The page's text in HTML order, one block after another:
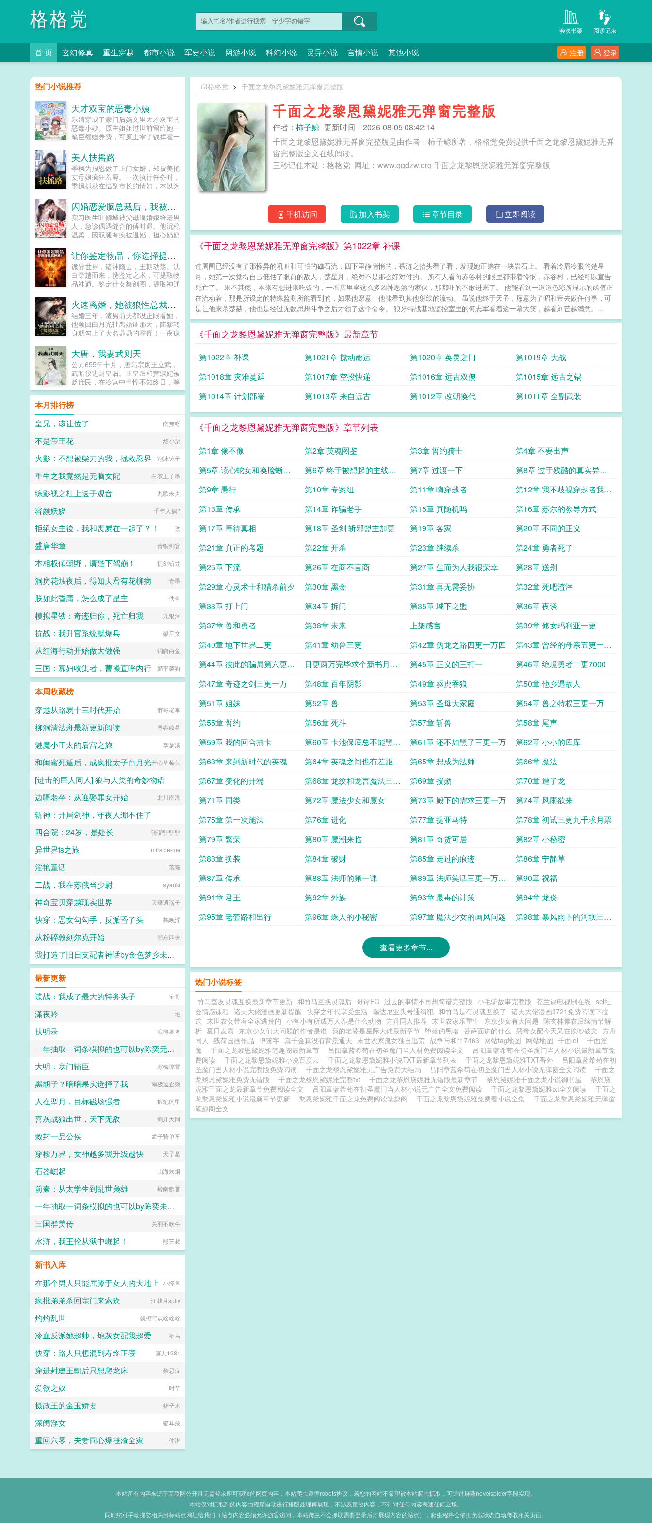
格格党 阅读记录
会员书架
首 页 玄幻修真 重生穿越 都市小说 军史小说 网游小说 科幻小说 灵异小说 言情小说 其他小说 登录
注册
格格党 > 千面之龙黎恩黛妮雅无弹窗完整版
千面之龙黎恩黛妮雅无弹窗完整版
作者： 柿子鲸 更新时间：2026-08-05 08:42:14
千面之龙黎恩黛妮雅无弹窗完整版是由作者：柿子鲸所著，格格党免费提供千面之龙黎恩黛妮雅无弹
窗完整版全文在线阅读。
三秒记住本站：格格党 网址：www.ggdzw.org 千面之龙黎恩黛妮雅无弹窗完整版
手机访问 加入书架 章节目录 立即阅读
《千面之龙黎恩黛妮雅无弹窗完整版》第1022章 补课
过周围已经没有了那怪异的吼叫和可怕的礁石流，四下里静悄悄的，慕涟之抬头看了看，发现她正躺在一块岩石上。 看着冷眉冷眼的楚星
月，她第一次觉得自己低估了眼前的敌人，楚星月，绝对不是那么好对付的。 所有人看向赤谷村的眼里都带着怜悯，赤谷村，已经可以宣告
死亡了。 果不其然，本来有想进来吃饭的，一看店里坐这么多凶神恶煞的家伙，那都吓的不敢进来了。 他能看到一道道色彩所显示的函值正
在流动着，那是所设定的特殊监测所能看到的，如果他愿意，他能看到其他射线的流动。 虽说他终于天子，愿意为了昭和帝去做任何事，可
是让他来杀楚赫，他也是经过无数思想斗争之后才领了这个命令。 狼牙特战基地监控室里的何志军看着这一幕大笑，越看刘芒越满意。...
《千面之龙黎恩黛妮雅无弹窗完整版》最新章节
第1022章 补课 第1021章 搅动命运 第1020章 英灵之门
第1019章 大战
第1018章 灾难蔓延
第1017章 空投快递 第1016章 远古双傻
第1015章 远古之锅
第1014章 计划部署
第1013章 来自远古 第1012章 改朝换代 第1011章 全副武装
《千面之龙黎恩黛妮雅无弹窗完整版》章节列表
第1章 像不像 第2章 英魂图鉴 第3章 誓约骑士
第4章 不要出声
第5章 读心蛇女和换脸蜥蜴
的爬虫类婚约
第6章 终于被想起的主线任
务
第7章 过渡一下
第8章 过于残酷的真实异世
界盟主加更
第9章 愚行 第10章 专案组 第11章 嗨穿越者
第12章 我不歧视穿越者我只
是讨厌李恩肃
第13章 传承 第14章 诈骗老手 第15章 真随机吗
第16章 苏尔的教导方式
第17章 等待真相
第18章 圣剑 斩邪盟主加更 第19章 各家
第20章 不同的正义
第21章 真正的考题
第22章 开杀 第23章 继续杀
第24章 勇者死了
第25章 下流
第26章 在商不言商 第27章 生而为人我很荣幸
第28章 送别
第29章 心灵术士和猎杀前夕
第30章 黑金 第31章 再无需妥协
第32章 死吧渣滓
第33章 打上门
第34章 拆门 第35章 城下之盟
第36章 夜谈
第37章 兽和勇者
第38章 未来 上架感言
第39章 修女玛利亚一更
第40章 地下世界二更
第41章 幼兽三更 第42章 伪龙之路四更一万四
第43章 曾经的母亲五更一万
七
第44章 彼此的骗局第六更两
万完成
日更两万完毕求个新书月票
和订阅
第45章 正义的三打一
第46章 绝境勇者二更7000
第47章 奇迹之剑三更一万
第48章 百年阴影 第49章 驱虎吞狼
第50章 他乡遇故人
第51章 姐妹
第52章 兽 第53章 圣母大家庭
第54章 兽之特权三更一万
第55章 誓约
第56章 死斗 第57章 斩兽
第58章 尾声
第59章 我的回合抽卡
第60章 卡池保底总不能黑了
吧
第61章 还不如黑了三更一万
第62章 小小的库库
第63章 来到新时代的英魂
第64章 英魂之间也有差距 第65章 想成为法师
第66章 魔法
第67章 变化的开端
第68章 龙纹和龙言魔法三更
近万求月票
第69章 授勋
第70章 遭了龙
第71章 同类
第72章 魔法少女和魔女 第73章 殿下的需求三更一万
第74章 风雨欲来
第75章 第一次施法
第76章 进化 第77章 提亚马特
第78章 初试三更九千求月票
第79章 繁荣
第80章 魔潮来临 第81章 奇货可居
第82章 小秘密
第83章 换装
第84章 破财 第85章 走过的痕迹
第86章 宁静草
第87章 传承
第88章 法师的第一课
第89章 法师笑话三更一万求
月票
第90章 祝福
第91章 君王
第92章 外族 第93章 最毒的计策
第94章 龙炎
第95章 老套路和出行
第96章 蛛人的小秘密 第97章 魔法少女的画风问题
第98章 暴风雨下的河坝三更
查看更多章节...
热门小说标签
竹马室友灵魂互换最新章节更新 和竹马互换灵魂后 哥谭FC 过去的事情不再想简谱完整版 小毛驴故事完整版 苍兰诀电视剧在线 sel社
会情感课程 诸天大佬漫画更新提醒 快穿之年代享受生活 瑞达尼亚头号通缉犯 和竹马是有灵魂互换了 诸天大佬漫画3721免费阅读下拉
式 末世农女带着全家逃荒的 小有小有所成万人养是什么动物 方舟同人推荐 末世农家乐重生 东京少女有大问题 陈玄林素衣后续情节解
析 夏日麦霸 东京少女们大问题的作者是谁 我的老婆是星际大佬最新章节 堕落的黑暗 菩萨面讲的什么 恶毒女配今天又在挨吵破文 方舟
同人 残荷国画作品 堕落字 真千金真没有背景通天 末世农家孤女独自逃荒 战争与和平7463 网站tag地图 网站地图 千面lol
千面淫
魔
千面之龙黎恩黛妮雅笔趣阁最新章节 吕阳章蓝希苟在初圣魔门当人材免费阅读全文
吕阳章蓝希苟在初圣魔门当人材小说最新章节免
费阅读
千面之龙黎恩黛妮雅小说百度云 千面之龙黎恩黛妮雅小说TXT最新章节列表 千面之龙黎恩黛妮雅TXT番外
吕阳章蓝希苟在初
圣魔门当人材小说完整版免费阅读
千面之龙黎恩黛妮雅无广告免费大结局 吕阳章蓝希苟在初圣魔门当人材小说无弹窗全文阅读
千面之
龙黎恩黛妮雅免费无错版
千面之龙黎恩黛妮雅完整txt 千面之龙黎恩黛妮雅无错版最新章节 黎恩黛妮雅千面之龙小说御书屋
黎恩黛
妮雅千面之龙最新章节免费阅读全文
吕阳章蓝希苟在初圣魔门当人材小说无广告全文免费阅读 千面之龙黎恩黛妮雅txt全文阅读
千面之
龙黎恩黛妮雅小说最新章节更新
黎恩黛妮雅千面之龙免费阅读笔趣阁 千面之龙黎恩黛妮雅免费看小说全集
千面之龙黎恩黛妮雅无弹窗
笔趣阁全文
热门小说推荐
天才双宝的恶毒小姨
乐清穿成了豪门后妈文里天才双宝的
恶毒小姨。原主姐姐过世前留给她一
笔巨额赡养费，可原主拿了钱挥霍一
暖，非打即骂，双胞胎只好自己每天
挣钱吃饭找爸爸，后来原主甚至企...
美人扶摇路
季枫为报恩做了上门女婿，却被美艳
丈母娘疯狂羞辱。一次执行任务时，
季枫抓获在逃副市长的情妇，本以为
艳丈母娘的秘密利用这个秘密，季枫
翻身做主，开启跃升之路，青云直
上！...
闪婚恋爱脑总裁后，我被宠疯了
实习医生叶倾城被父母逼婚嫁给老男
人，急诊偶遇缝合的傅时遇。他沉稳
温柔，因双腿有疾被退婚，担心奶奶
敢说她可以。闪婚后，看似郁郁寡欢
的傅先生实则是位宠妻达人。发烧摔
倒时，助理傅先生，我抱吧。傅时遇
我抱。被病人骚扰时，助理傅先生，
做点什么吗？傅时遇黑巷伺候。被暗
叶小姐结婚的消息告诉他吗？傅时遇
我不阻止她奔向更好的人，因为她值
得。叶倾城大叔，可我喜欢得人是
你。双向奔赴双向救赎的先婚后爱
让你鉴定物品，你选择提取神通？
诡异世界，诸神隐去，王朝动荡。沈
白穿越而来，携鉴定之术，可提取物
品神通。鉴定仕女舞剑图，提取神通
拳鉴定残破将军塑像，提取神通穿杨
箭染血塑像，借寿槐树，报恩狐女当
沈白携万千神通降临时，身后是数不
尽的诡异残骸。屈指一弹，便是白气
化剑，斩万丈桃林。怎么回事，你们
啊！...
火速离婚，她被狼性总裁搂腰狂宠
结婚三年，渣男前夫都没正眼看她，
他领回白月光扯离婚证那天，陆黎转
身就勾上了大名鼎鼎的霍铎！一夜疯
算负责？陆黎转身不认人，他霍铎怎
么会缺女人！本以为不会再有交集，
可被他彻底缠上。某天他抵她在墙陆
小姐，咱俩床上挺搭的，霍太太的位
子考虑一下？众人都以为霍铎玩玩而
已，就连陆黎都没当真。后来热搜爆
了图，陆黎切菜划破了手，男人红着
眼圈抱起她乖，以后这些我来干...
大唐，我妻武则天
公元655年十月，唐高宗废王立武，
武昭仪进封皇后。王皇后和萧淑妃被
贬庶民，在冷宫中惶惶不知终日，等
待她们的是与人彘齐名的骨醉刑罚。
长孙无忌退居幕后，仍不死心，与关
陇贵族们暗中筹谋，寻求废掉武则天
皇后之位。许敬宗李义府等拥武派官
员摩拳擦掌，准备凭拥立皇后之功，
的头疾，让唐高宗李治陷入昏迷，当
都将发生改变。...
本月排行榜
皇兄，该让位了
南無呀
不是帝王花 然小柒
火影：不想被柴刀的我，拯救忍界 泡沫镜子
重生之我竟然是无脑女配 白衣王子墨
综影视之杠上送子观音 九歌未央
容颜妖娆 千年人偶?
拒絕女主後，我和喪屍在一起了？！ 嗷
盛唐华章 青铜剑客
本相权倾朝野，请陛下驾崩！ 提剑斩龙
洞房花烛夜后，得知夫君有花柳病 青墨
朕如此昏庸，怎么成了星主 佚名
模拟星铁：奇迹归你，死亡归我 九银河
抗战：我升官系统就爆兵 梁启文
从红海行动开始做大做强 词庸白鱼
三国：寡妇收集者，曹操直呼内行 躺平菜狗
本周收藏榜
穿越从路易十三时代开始
胖哥老李
柳洞清法舟最新更新阅读 寻春续昼
魅魔小正太的后宫之旅 李梦溪
和闺蜜死遁后，成疯批太子白月光开心草莓头
[进击的巨人同人] 狼与人类的奇妙物语
荷叶蒸蛋
边疆老卒：从迎娶罪女开始 北川南海
斩神：开局剑神，守夜人绷不住了
半日奔波半日闲
四合院：24岁，是处长 骑驴驴驴驴
异世界ts之旅 miracle-me
淫艳童话 落裔
二战，我在苏俄当少尉 ayauki
神奇宝贝穿越现实世界 天哥逍遥子
快穿：恶女勾勾手，反派昏了头 鹤晚浮
从粉碎敦刻尔克开始 浙东匹夫
我打造了旧日支配者神话by金色梦乡未删减版
最新更新
谍战：我成了最大的特务头子
宝哥
潇夜吟 堆
扶明录 浪得虚名
一年抽取一词条模拟的也可以by陈奕无错版全集阅读
六大六子
大明：寒门辅臣 寒梅惊雪
黑胡子？暗暗果实选择了我 南极逗企鹅
人在型月，目标磁场强者 握笔的甲
喜灰战狼出世，天下无敌 剑开天问
敕封一品公侯 孟子骑单车
穿梭万界，女神越多我升级越快 天子墓
石器崛起 山海炊烟
前秦：从太学生到乱世枭雄 岭南黔首
一年抽取一词条模拟的也可以by陈奕未删减版
六大六子
三国群美传 关羽不吹牛
水浒，我王伦从狱中崛起！ 熊三叔
新书入库
在那个男人只能屈膝于女人的大地上 小怪兽
疯批弟弟杀回宗门来索欢 江载月sully
灼灼乱世 就想写点啥啥啥
冷血反派她超帅，炮灰女配我超爱 栖鸟
快穿：路人只想混到寿终正寝 寡人1984
穿进封建王朝后只想爬龙床 禁忌症
爱欲之奴 时节
摄政王的金玉娇妻 林子木
深闺淫女 猫耳朵
重回六零，夫妻同心爆捶渣全家 仲潜
本站所有内容来源于互联网公开且无需登录即可获取的网页内容，本站爬虫遵循robots协议，若您的网站不希望被本站爬虫抓取，可通过屏蔽novelspider字段实现。
本站仅对抓取到的内容由程序自动进行排版处理再展现，不涉及更改内容，不针对任何内容表述任何立场。
同时您可手动提交相关目标站点网址给我们（站点内容必须允许游客访问，本站爬虫不会抓取需要登录后才展现内容的站点），爬虫程序会依据负载状态自动爬取相关页面。